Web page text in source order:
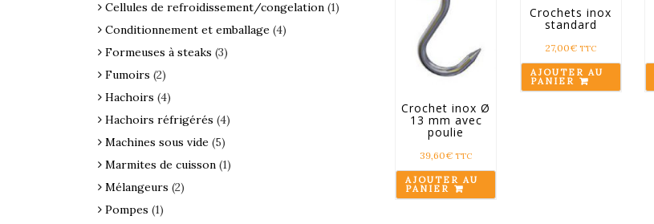
Crochet inox Ø
13 mm avec
poulie
39,60€ TTC
AJOUTER AU
PANIER
Crochets inox
standard
27,00€ TTC
AJOUTER AU
PANIER
Cellules de refroidissement/congelation (1)
Conditionnement et emballage (4)
Formeuses à steaks (3)
Fumoirs (2)
Hachoirs (4)
Hachoirs réfrigérés (4)
Machines sous vide (5)
Marmites de cuisson (1)
Mélangeurs (2)
Pompes (1)